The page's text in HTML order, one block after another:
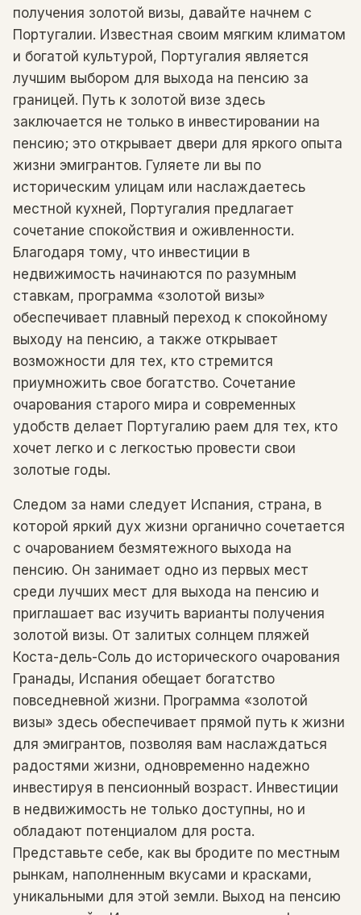
получения золотой визы, давайте начнем с
Португалии. Известная своим мягким климатом
и богатой культурой, Португалия является
лучшим выбором для выхода на пенсию за
границей. Путь к золотой визе здесь
заключается не только в инвестировании на
пенсию; это открывает двери для яркого опыта
жизни эмигрантов. Гуляете ли вы по
историческим улицам или наслаждаетесь
местной кухней, Португалия предлагает
сочетание спокойствия и оживленности.
Благодаря тому, что инвестиции в
недвижимость начинаются по разумным
ставкам, программа «золотой визы»
обеспечивает плавный переход к спокойному
выходу на пенсию, а также открывает
возможности для тех, кто стремится
приумножить свое богатство. Сочетание
очарования старого мира и современных
удобств делает Португалию раем для тех, кто
хочет легко и с легкостью провести свои
золотые годы.
Следом за нами следует Испания, страна, в
которой яркий дух жизни органично сочетается
с очарованием безмятежного выхода на
пенсию. Он занимает одно из первых мест
среди лучших мест для выхода на пенсию и
приглашает вас изучить варианты получения
золотой визы. От залитых солнцем пляжей
Коста-дель-Соль до исторического очарования
Гранады, Испания обещает богатство
повседневной жизни. Программа «золотой
визы» здесь обеспечивает прямой путь к жизни
для эмигрантов, позволяя вам наслаждаться
радостями жизни, одновременно надежно
инвестируя в пенсионный возраст. Инвестиции
в недвижимость не только доступны, но и
обладают потенциалом для роста.
Представьте себе, как вы бродите по местным
рынкам, наполненным вкусами и красками,
уникальными для этой земли. Выход на пенсию